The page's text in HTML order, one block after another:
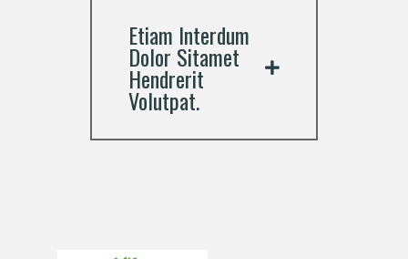
Etiam Interdum
Dolor Sitamet
Hendrerit
Volutpat.